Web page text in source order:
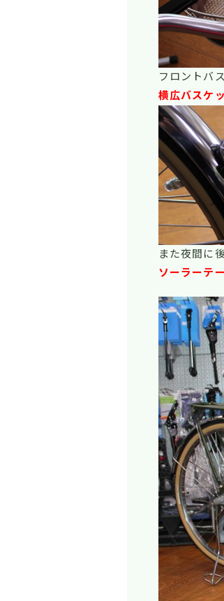
フロントバ
横広バスケ
また夜間に
ソーラーテ